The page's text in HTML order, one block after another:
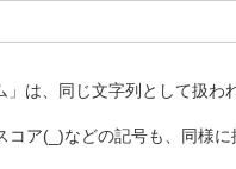
は、同じ文字列として扱わ
ア(_)などの記号も、同様に